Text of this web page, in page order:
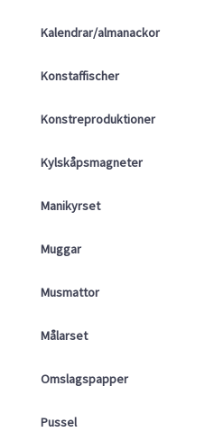
Kalendrar/almanackor
Konstaffischer
Konstreproduktioner
Kylskåpsmagneter
Manikyrset
Muggar
Musmattor
Målarset
Omslagspapper
Pussel